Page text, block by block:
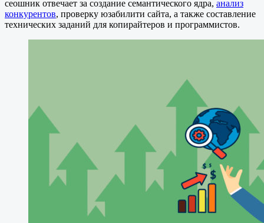
сеошник отвечает за создание семантического ядра, анализ
конкурентов, проверку юзабилити сайта, а также составление
технических заданий для копирайтеров и программистов.